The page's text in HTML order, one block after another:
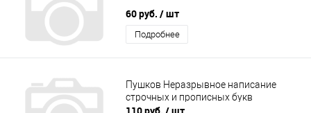
60 руб. / шт
Подробнее
Пушков Неразрывное написание
строчных и прописных букв